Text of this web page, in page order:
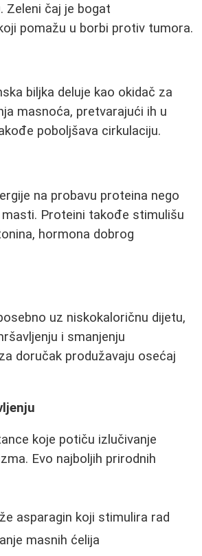
Zeleni čaj je bogat
pomažu u borbi protiv tumora.
biljka deluje kao okidač za
masnoća, pretvarajući ih u
poboljšava cirkulaciju.
na probavu proteina nego
masti. Proteini takođe stimulišu
hormona dobrog
uz niskokaloričnu dijetu,
i smanjenju
doručak produžavaju osećaj
koje potiču izlučivanje
Evo najboljih prirodnih
asparagin koji stimulira rad
masnih ćelija